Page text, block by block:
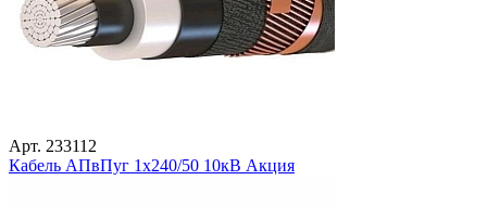
Арт. 233112
Кабель АПвПуг 1х240/50 10кВ Акция